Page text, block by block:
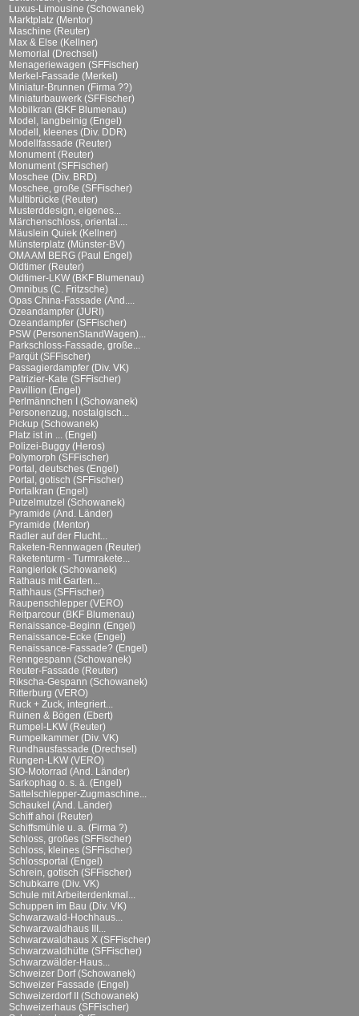
Luxus-Limousine (Schowanek)
Marktplatz (Mentor)
Maschine (Reuter)
Max & Else (Kellner)
Memorial (Drechsel)
Menageriewagen (SFFischer)
Merkel-Fassade (Merkel)
Miniatur-Brunnen (Firma ??)
Miniaturbauwerk (SFFischer)
Mobilkran (BKF Blumenau)
Model, langbeinig (Engel)
Modell, kleenes (Div. DDR)
Modellfassade (Reuter)
Monument (Reuter)
Monument (SFFischer)
Moschee (Div. BRD)
Moschee, große (SFFischer)
Multibrücke (Reuter)
Musterddesign, eigenes...
Märchenschloss, oriental....
Mäuslein Quiek (Kellner)
Münsterplatz (Münster-BV)
OMA AM BERG (Paul Engel)
Oldtimer (Reuter)
Oldtimer-LKW (BKF Blumenau)
Omnibus (C. Fritzsche)
Opas China-Fassade (And....
Ozeandampfer (JURI)
Ozeandampfer (SFFischer)
PSW (PersonenStandWagen)...
Parkschloss-Fassade, große...
Parqüt (SFFischer)
Passagierdampfer (Div. VK)
Patrizier-Kate (SFFischer)
Pavillion (Engel)
Perlmännchen I (Schowanek)
Personenzug, nostalgisch...
Pickup (Schowanek)
Platz ist in ... (Engel)
Polizei-Buggy (Heros)
Polymorph (SFFischer)
Portal, deutsches (Engel)
Portal, gotisch (SFFischer)
Portalkran (Engel)
Putzelmutzel (Schowanek)
Pyramide (And. Länder)
Pyramide (Mentor)
Radler auf der Flucht...
Raketen-Rennwagen (Reuter)
Raketenturm - Turmrakete...
Rangierlok (Schowanek)
Rathaus mit Garten...
Rathhaus (SFFischer)
Raupenschlepper (VERO)
Reitparcour (BKF Blumenau)
Renaissance-Beginn (Engel)
Renaissance-Ecke (Engel)
Renaissance-Fassade? (Engel)
Renngespann (Schowanek)
Reuter-Fassade (Reuter)
Rikscha-Gespann (Schowanek)
Ritterburg (VERO)
Ruck + Zuck, integriert...
Ruinen & Bögen (Ebert)
Rumpel-LKW (Reuter)
Rumpelkammer (Div. VK)
Rundhausfassade (Drechsel)
Rungen-LKW (VERO)
SIO-Motorrad (And. Länder)
Sarkophag o. s. ä. (Engel)
Sattelschlepper-Zugmaschine...
Schaukel (And. Länder)
Schiff ahoi (Reuter)
Schiffsmühle u. a. (Firma ?)
Schloss, großes (SFFischer)
Schloss, kleines (SFFischer)
Schlossportal (Engel)
Schrein, gotisch (SFFischer)
Schubkarre (Div. VK)
Schule mit Arbeiterdenkmal...
Schuppen im Bau (Div. VK)
Schwarzwald-Hochhaus...
Schwarzwaldhaus III...
Schwarzwaldhaus X (SFFischer)
Schwarzwaldhütte (SFFischer)
Schwarzwälder-Haus...
Schweizer Dorf (Schowanek)
Schweizer Fassade (Engel)
Schweizerdorf II (Schowanek)
Schweizerhaus (SFFischer)